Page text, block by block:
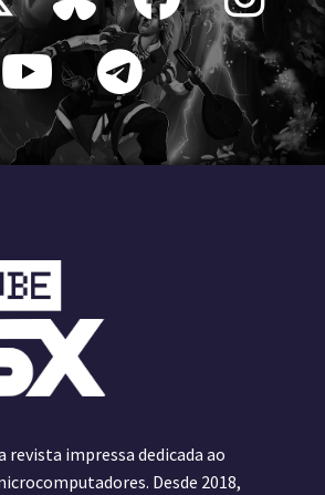
revista impressa dedicada ao
Desde 2018,